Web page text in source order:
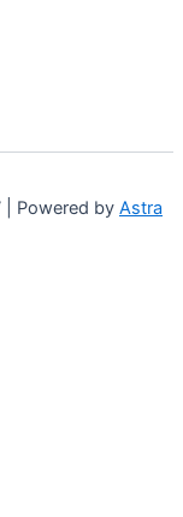
Powered by Astra